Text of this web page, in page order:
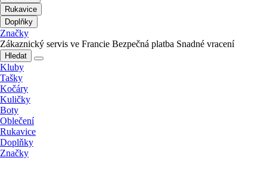
Rukavice
Doplňky
Značky
Zákaznický servis ve Francie Bezpečná platba Snadné vracení
Hledat
Kluby
Tašky
Kočáry
Kuličky
Boty
Oblečení
Rukavice
Doplňky
Značky